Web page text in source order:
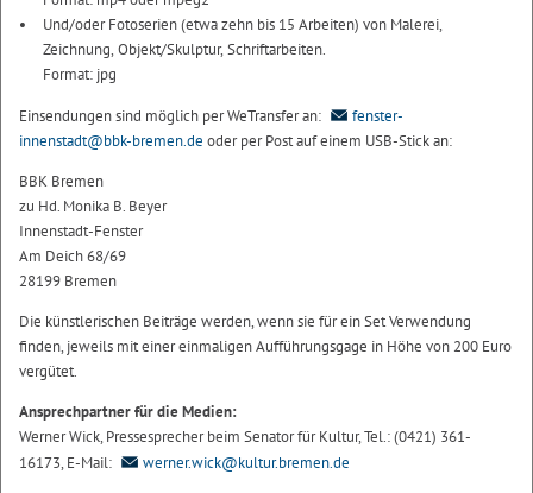
Und/oder Fotoserien (etwa zehn bis 15 Arbeiten) von Malerei,
Zeichnung, Objekt/Skulptur, Schriftarbeiten.
Format: jpg
Einsendungen sind möglich per WeTransfer an:
fenster-
innenstadt@bbk-bremen.de oder per Post auf einem USB-Stick an:
BBK Bremen
zu Hd. Monika B. Beyer
Innenstadt-Fenster
Am Deich 68/69
28199 Bremen
Die künstlerischen Beiträge werden, wenn sie für ein Set Verwendung
finden, jeweils mit einer einmaligen Aufführungsgage in Höhe von 200 Euro
vergütet.
Ansprechpartner für die Medien:
Werner Wick, Pressesprecher beim Senator für Kultur, Tel.: (0421) 361-
16173, E-Mail:
werner.wick@kultur.bremen.de